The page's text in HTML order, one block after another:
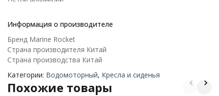
Информация о производителе
Бренд Marine Rocket
Страна производителя Китай
Страна производства Китай
Категории: Водомоторный, Кресла и сиденья
Похожие товары